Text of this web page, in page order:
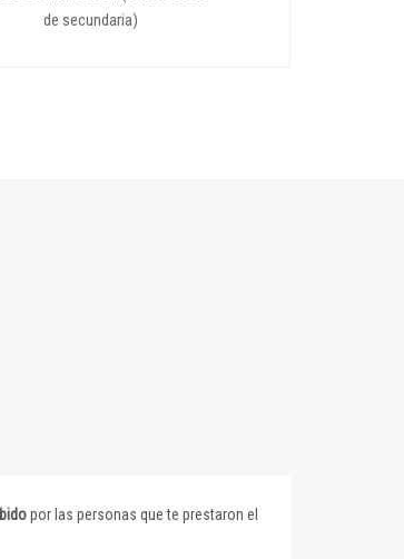
de secundaria)
por las personas que te prestaron el